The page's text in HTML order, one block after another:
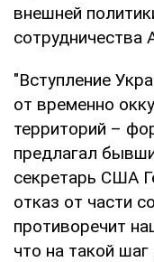
внешней
"Вступление
от временно
территорий –
предлагал
секретарь США
отказ от части
противоречит
что на такой